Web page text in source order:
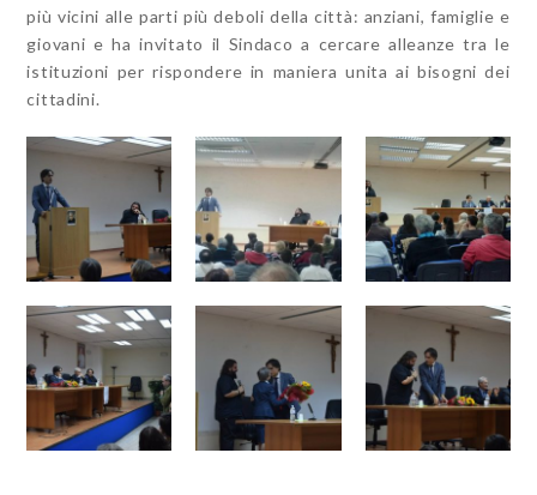
più vicini alle parti più deboli della città: anziani, famiglie e
giovani e ha invitato il Sindaco a cercare alleanze tra le
istituzioni per rispondere in maniera unita ai bisogni dei
cittadini.